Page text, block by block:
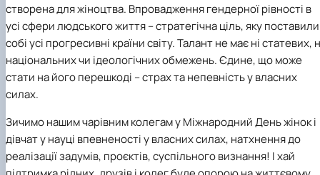
створена для жіноцтва. Впровадження гендерної рівності в
усі сфери людського життя – стратегічна ціль, яку поставили
собі усі прогресивні країни світу. Талант не має ні статевих,
національних чи ідеологічних обмежень. Єдине, що може
стати на його перешкоді – страх та непевність у власних
силах.
Зичимо нашим чарівним колегам у Міжнародний День жінок і
дівчат у науці впевненості у власних силах, натхнення до
реалізації задумів, проєктів, суспільного визнання! І хай